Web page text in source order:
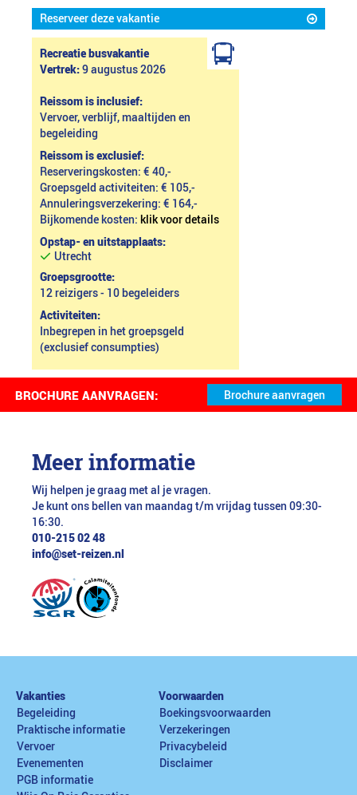
Reserveer deze vakantie
Recreatie busvakantie
Vertrek:9 augustus 2026
Reissom is inclusief:
Vervoer, verblijf, maaltijden en
begeleiding
Reissom is exclusief:
Reserveringskosten: € 40,-
Groepsgeld activiteiten: € 105,-
Annuleringsverzekering: € 164,-
Bijkomende kosten: klik voor details
Opstap- en uitstapplaats:
Utrecht
Groepsgrootte:
12 reizigers - 10 begeleiders
Activiteiten:
Inbegrepen in het groepsgeld
(exclusief consumpties)
BROCHURE AANVRAGEN:
Meer informatie
Wij helpen je graag met al je vragen.
Je kunt ons bellen van maandag t/m vrijdag tussen 09:30-
16:30.
010-215 02 48
info@set-reizen.nl
Vakanties
Begeleiding
Praktische informatie
Vervoer
Evenementen
PGB informatie
Voorwaarden
Boekingsvoorwaarden
Verzekeringen
Privacybeleid
Disclaimer